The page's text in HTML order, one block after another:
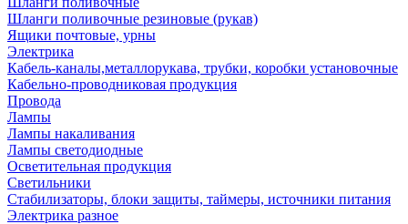
Шланги поливочные резиновые (рукав)
Ящики почтовые, урны
Электрика
Кабель-каналы,металлорукава, трубки, коробки установочные
Кабельно-проводниковая продукция
Провода
Лампы
Лампы накаливания
Лампы светодиодные
Осветительная продукция
Светильники
Стабилизаторы, блоки защиты, таймеры, источники питания
Электрика разное